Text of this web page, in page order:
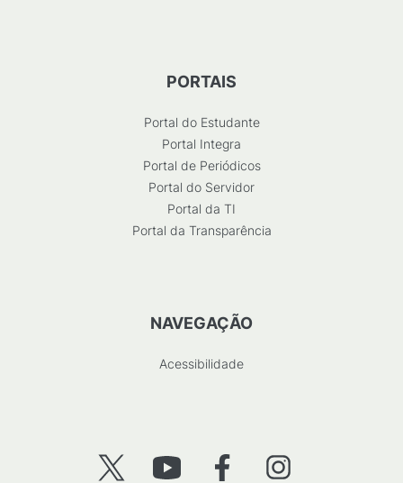
PORTAIS
Portal do Estudante
Portal Integra
Portal de Periódicos
Portal do Servidor
Portal da TI
Portal da Transparência
NAVEGAÇÃO
Acessibilidade